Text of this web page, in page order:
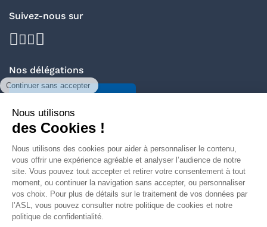
Suivez-nous sur
facebook
instagram
linkedin
Nos délégations
Découvrir L'ASL
Vous protéger